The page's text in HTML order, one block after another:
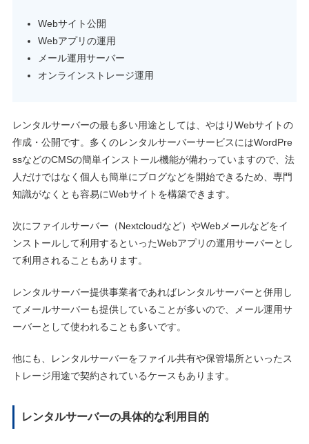
Webサイト公開
Webアプリの運用
メール運用サーバー
オンラインストレージ運用
レンタルサーバーの最も多い用途としては、やはりWebサイトの
作成・公開です。多くのレンタルサーバーサービスにはWordPre
ssなどのCMSの簡単インストール機能が備わっていますので、法
人だけではなく個人も簡単にブログなどを開始できるため、専門
知識がなくとも容易にWebサイトを構築できます。
次にファイルサーバー（Nextcloudなど）やWebメールなどをイ
ンストールして利用するといったWebアプリの運用サーバーとし
て利用されることもあります。
レンタルサーバー提供事業者であればレンタルサーバーと併用し
てメールサーバーも提供していることが多いので、メール運用サ
ーバーとして使われることも多いです。
他にも、レンタルサーバーをファイル共有や保管場所といったス
トレージ用途で契約されているケースもあります。
レンタルサーバーの具体的な利用目的